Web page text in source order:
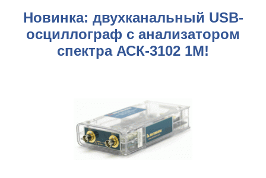
Новинка: двухканальный USB-
осциллограф с анализатором
спектра АСК-3102 1М!